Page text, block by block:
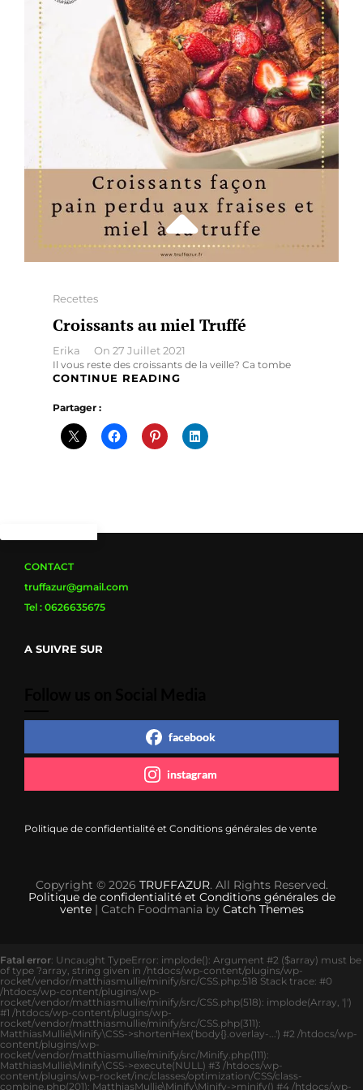
Categories
Recettes
Croissants au miel Truffé
By
Erika On 27 Juillet 2021
Il vous reste des croissants de la veille? Ca tombe
CONTINUE READING
TRUFFÉ
Partager :
CONTACT
truffazur@gmail.com
Tel : 0626635675
A SUIVRE SUR
facebook
instagram
Politique de confidentialité et Conditions générales de vente
Copyright © 2026 TRUFFAZUR. All Rights Reserved.
Politique de confidentialité et Conditions générales de
vente| Catch Foodmania by Catch Themes
Fatal error: Uncaught TypeError: implode(): Argument #2 ($array) must be
of type ?array, string given in /htdocs/wp-content/plugins/wp-
rocket/vendor/matthiasmullie/minify/src/CSS.php:518 Stack trace: #0
/htdocs/wp-content/plugins/wp-
rocket/vendor/matthiasmullie/minify/src/CSS.php(518): implode(Array, '|')
#1 /htdocs/wp-content/plugins/wp-
rocket/vendor/matthiasmullie/minify/src/CSS.php(311):
MatthiasMullie\Minify\CSS->shortenHex('body{}.overlay-...') #2 /htdocs/wp-
content/plugins/wp-
rocket/vendor/matthiasmullie/minify/src/Minify.php(111):
MatthiasMullie\Minify\CSS->execute(NULL) #3 /htdocs/wp-
content/plugins/wp-rocket/inc/classes/optimization/CSS/class-
combine.php(201): MatthiasMullie\Minify\Minify->minify() #4 /htdocs/wp-